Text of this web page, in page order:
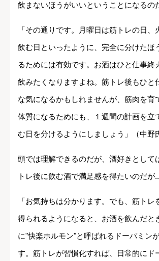
飲まないほうがいいということになるの
「その通りです。月曜日は筋トレの日、
飲む日といったように、完全に分けたほ
るためには有効です。お酒はひと仕事終
飲みたくなりますよね。筋トレ後もひと
な気になるかもしれませんが、筋肉を育
体質になるためにも、１週間の計画を立
む日を分けるようにしましょう」（中野
頭では理解できるのだが、酒好きとして
トレ後に飲む酒で満足感を得たいのだが
「お気持ちは分かります。でも、筋トレ
得られるようになると、お酒を飲んだと
に"快楽ホルモン"と呼ばれるドーパミン
す。筋トレが習慣化すれば、日常的にド